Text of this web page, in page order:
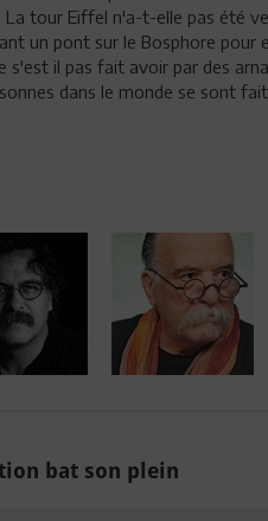
tour Eiffel n'a-t-elle pas été
un pont sur le Bosphore pour
s'est il pas fait avoir par des
dans le monde se sont
bat son plein